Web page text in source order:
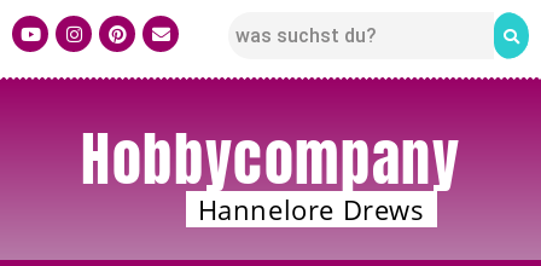
Hobbycompany
Hannelore Drews